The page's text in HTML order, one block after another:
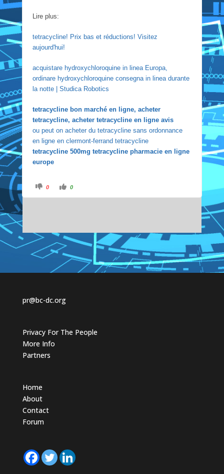
Lire plus:
tetracycline! Prix bas et réductions! Visitez
aujourd'hui!
acquistare hydroxychloroquine in linea Europa,
ordinare hydroxychloroquine consegna in linea durante
la notte | Studica Robotics
tetracycline bon marché en ligne, acheter
tetracycline, acheter tetracycline en ligne avis
ou peut on acheter du tetracycline sans ordonnance
en ligne en clermont-ferrand tetracycline
tetracycline 500mg tetracycline pharmacie en ligne
europe
C
h
u
m
b
s
w
0
C
h
u
m
s
u
.
0
pr@bc-dc.org
Privacy For The People
More Info
Partners
Home
About
Contact
Forum